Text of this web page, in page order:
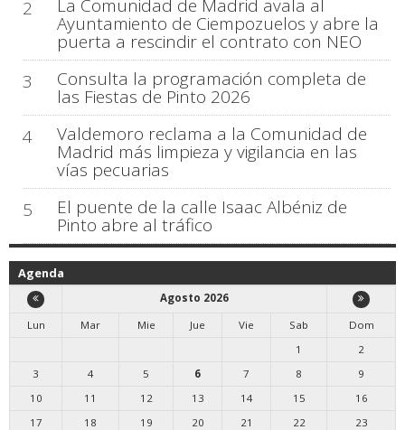
2 La Comunidad de Madrid avala al
Ayuntamiento de Ciempozuelos y abre la
puerta a rescindir el contrato con NEO
3
Consulta la programación completa de
las Fiestas de Pinto 2026
4
Valdemoro reclama a la Comunidad de
Madrid más limpieza y vigilancia en las
vías pecuarias
5
El puente de la calle Isaac Albéniz de
Pinto abre al tráfico
Agenda
Agosto 2026
Lun
Mar Mie Jue Vie Sab
Dom
1
2
3
4 5 6 7 8
9
10
11 12 13 14 15
16
17
18 19 20 21 22
23